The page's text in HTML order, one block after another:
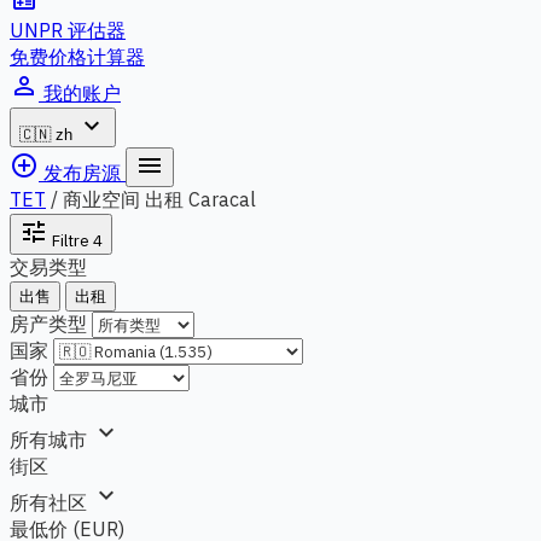
UNPR 评估器
免费价格计算器
person_outline 我的账户
🇨🇳 zh
expand_more
add_circle_outline 发布房源 menu
TET / 商业空间 出租 Caracal
tune Filtre 4
交易类型
出售 出租
房产类型
国家
省份
城市
所有城市 expand_more
街区
所有社区 expand_more
最低价 (EUR)